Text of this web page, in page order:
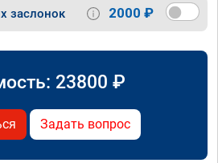
заслонок 2000 ₽
23800 ₽
Задать вопрос